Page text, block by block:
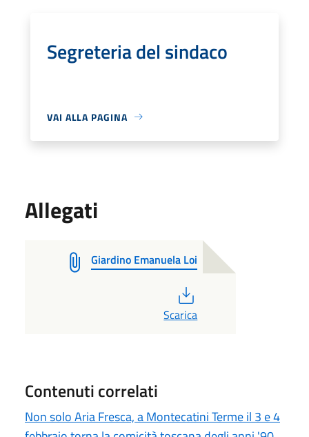
Segreteria del sindaco
VAI ALLA PAGINA
Allegati
Giardino Emanuela Loi
Scarica
Contenuti correlati
Non solo Aria Fresca, a Montecatini Terme il 3 e 4